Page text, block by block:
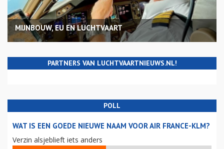
MIJNBOUW, EU EN LUCHTVAART
PARTNERS VAN LUCHTVAARTNIEUWS.NL!
POLL
WAT IS EEN GOEDE NIEUWE NAAM VOOR AIR FRANCE-KLM?
Verzin alsjeblieft iets anders